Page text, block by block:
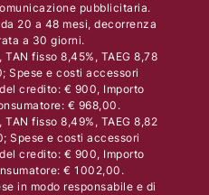
pubblicitaria.
20 a 48 mesi, decorrenza
a 30 giorni.
fisso 8,45%, TAEG 8,78
Spese e costi accessori
credito: € 900, Importo
€ 968,00.
fisso 8,49%, TAEG 8,82
Spese e costi accessori
credito: € 900, Importo
€ 1002,00.
in modo responsabile e di